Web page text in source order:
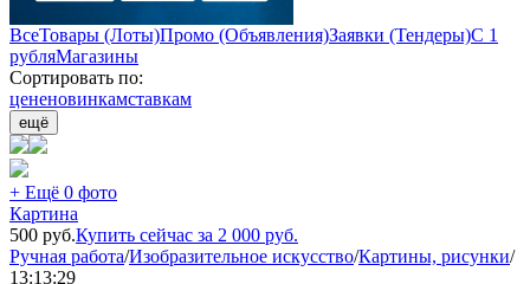
ВсеТовары (Лоты)Промо (Объявления)Заявки (Тендеры)С 1
рубляМагазины
Сортировать по:
цененовинкамставкам
ещё
+ Ещё 0 фото
Картина
500 руб.Купить сейчас за 2 000 руб.
Ручная работа/Изобразительное искусство/Картины, рисунки/
13:13:29